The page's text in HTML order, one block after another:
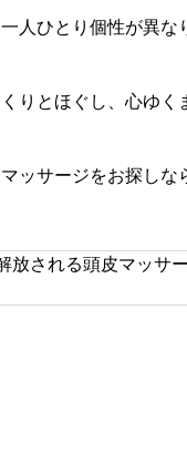
人ひとり個性が異な
りとほぐし、心ゆく
ッサージをお探しな
放される頭皮マッサー